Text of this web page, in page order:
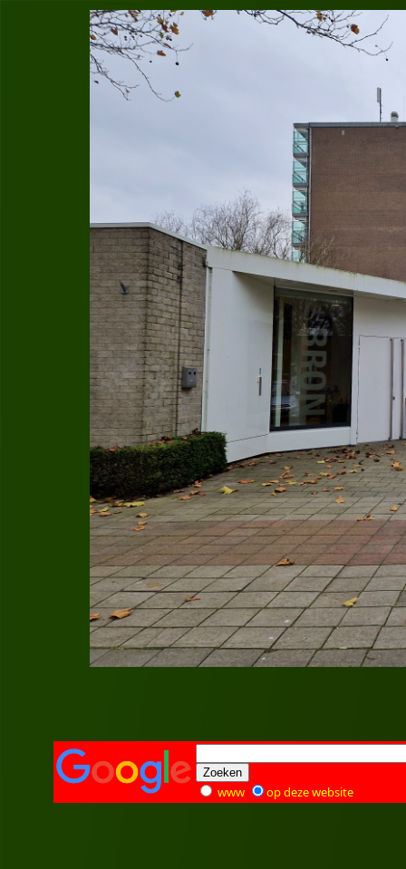
www op deze website